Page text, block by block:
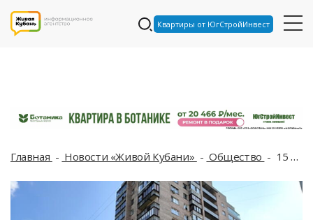
Квартиры от ЮгСтройИнвест
Главная Новости «Живой Кубани» Общество 15 новых платных парковок начали работать в Краснодаре